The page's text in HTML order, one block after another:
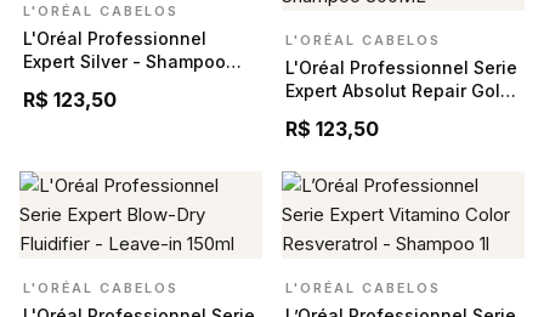
L'ORÉAL CABELOS
L'Oréal Professionnel
Expert Silver - Shampoo
R$ 123,50
L'ORÉAL CABELOS
L'Oréal Professionnel Serie
Expert Absolut Repair Gold
Shampoo 300ML
R$ 123,50
L'ORÉAL CABELOS L'ORÉAL CABELOS